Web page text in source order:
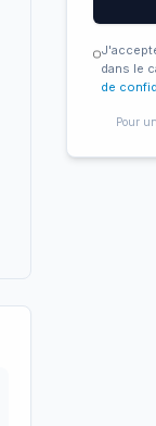
dans le
de
Pour